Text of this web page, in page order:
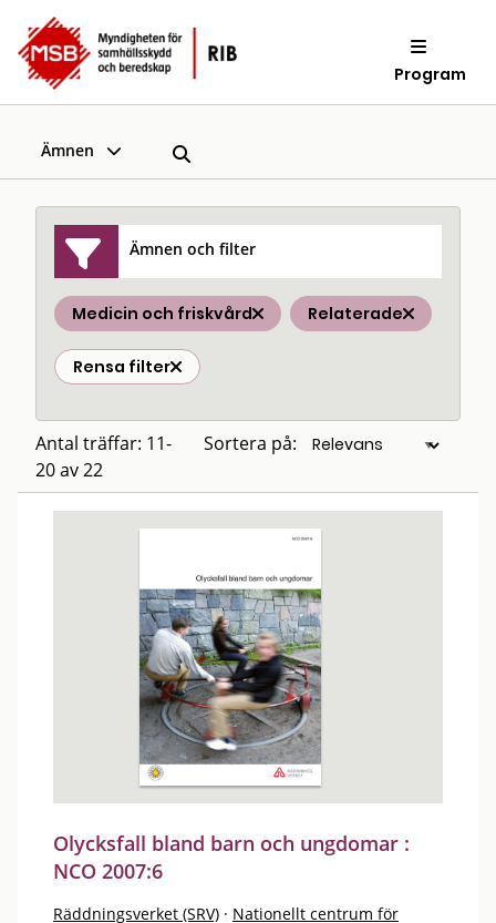
Program
Ämnen
Ämnen och filter
Medicin och friskvård Relaterade
Rensa filter
Antal träffar: 11-
20 av 22
Sortera på:
Olycksfall bland barn och ungdomar :
NCO 2007:6
Räddningsverket (SRV) · Nationellt centrum för